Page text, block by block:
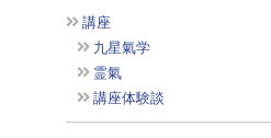
講座
九星氣学
霊氣
講座体験談